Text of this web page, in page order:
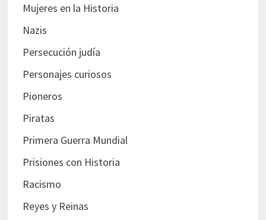
Mujeres en la Historia
Nazis
Persecución judía
Personajes curiosos
Pioneros
Piratas
Primera Guerra Mundial
Prisiones con Historia
Racismo
Reyes y Reinas